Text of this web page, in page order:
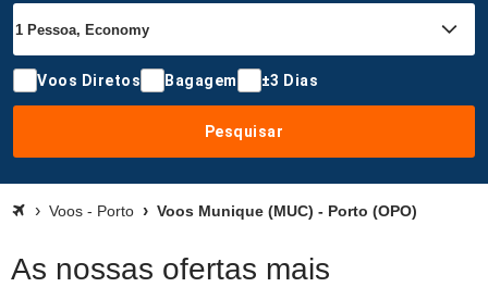
Voos Diretos Bagagem ±3 Dias
Pesquisar
Voos - Porto Voos Munique (MUC) - Porto (OPO)
As nossas ofertas mais